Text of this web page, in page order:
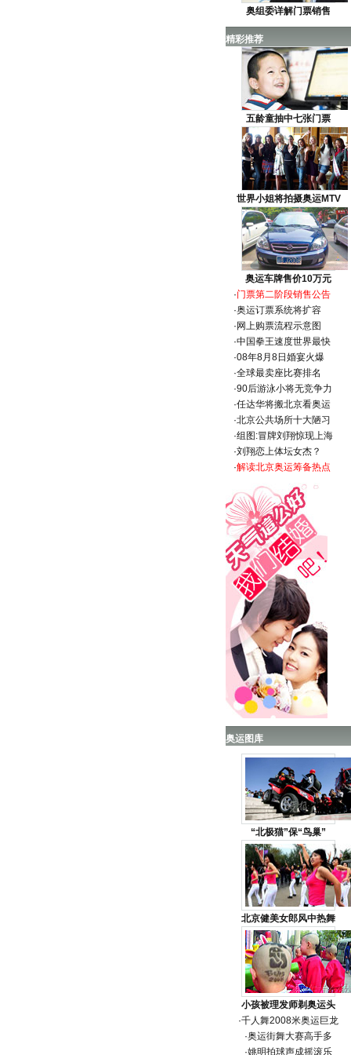
奥组委详解门票销售
精彩推荐
五龄童抽中七张门票
世界小姐将拍摄奥运MTV
奥运车牌售价10万元
·门票第二阶段销售公告
·奥运订票系统将扩容
· 网上购票流程示意图
·中国拳王速度世界最快
·08年8月8日婚宴火爆
·全球最卖座比赛排名
·90后游泳小将无竞争力
·任达华将搬北京看奥运
·北京公共场所十大陋习
·组图:冒牌刘翔惊现上海
·刘翔恋上体坛女杰？
·解读北京奥运筹备热点
奥运图库
“北极猫”保“鸟巢”
北京健美女郎风中热舞
小孩被理发师剃奥运头
·千人舞2008米奥运巨龙
·奥运街舞大赛高手多
·姚明拍球声成摇滚乐